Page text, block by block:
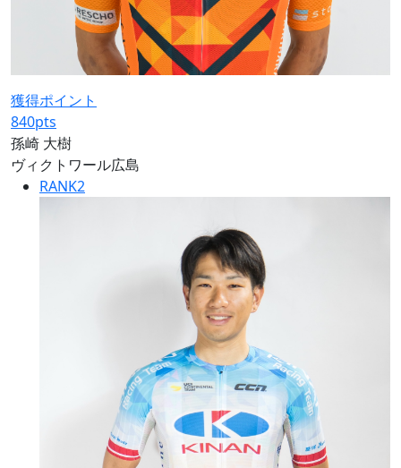
獲得ポイント
840pts
孫崎 大樹
ヴィクトワール広島
RANK2